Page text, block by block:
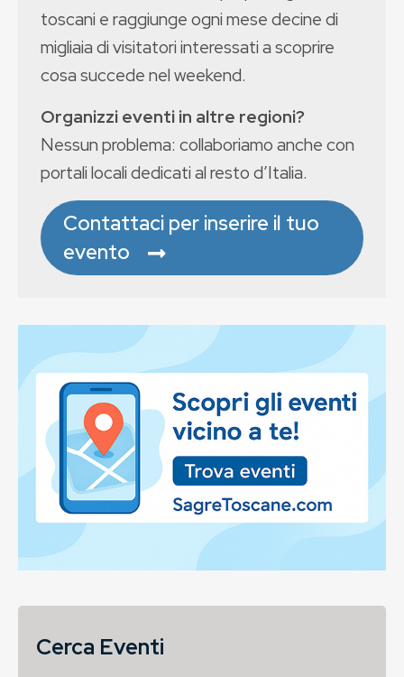
toscani e raggiunge ogni mese decine di
migliaia di visitatori interessati a scoprire
cosa succede nel weekend.
Organizzi eventi in altre regioni?
Nessun problema: collaboriamo anche con
portali locali dedicati al resto d’Italia.
Contattaci per inserire il tuo
evento
Cerca Eventi